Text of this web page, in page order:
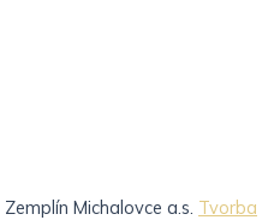
Michalovce a.s. Tvorba